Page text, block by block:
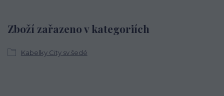
Zboží zařazeno v kategoriích
Kabelky City sv.šedé